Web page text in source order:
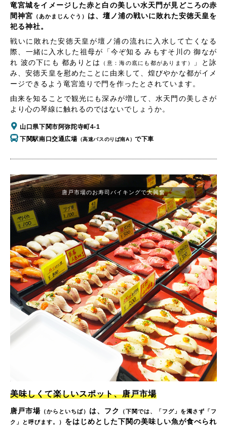
竜宮城をイメージした赤と白の美しい水天門が見どころの赤
間神宮 （あかまじんぐう） は、壇ノ浦の戦いに敗れた安徳天皇を
祀る神社。
戦いに敗れた安徳天皇が壇ノ浦の流れに入水して亡くなる
際、一緒に入水した祖母が「今ぞ知る みもすそ川の 御なが
れ 波の下にも 都ありとは
（意：海の底にも都があります）
」と詠
み、安徳天皇を慰めたことに由来して、煌びやかな都がイメ
ージできるよう竜宮造りで門を作ったとされています。
由来を知ることで観光にも深みが増して、水天門の美しさが
より心の琴線に触れるのではないでしょうか。
山口県下関市阿弥陀寺町4-1
下関駅南口交通広場 （高速バスのりば南A）で下車
唐戸市場のお寿司バイキングで大興奮
美味しくて楽しいスポット、唐戸市場
唐戸市場 （からといちば） は、フク
（下関では、「フグ」を濁さず「フ
ク」と呼びます。） をはじめとした下関の美味しい魚が食べられ